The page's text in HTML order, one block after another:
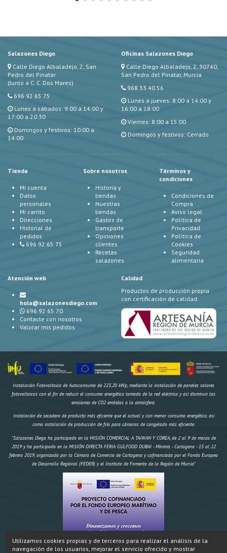
Salazones Diego
Calle Diego Albaladejo, 2, San
Pedro del Pinatar
(Junto a C. C. Dos Mares)
696 92 65 75
Lunes a sábados: 9:00 a 14:00 y
17:00 a 20:30
Domingos y festivos: 10:00 a
14:00
Oficinas Salazones Diego
Calle Diego Albaladejo, 2, 30740,
San Pedro del Pinatar, Murcia
968 33 40 56
Lunes a jueves: 8:00 a 14:00 y
16:00 a 18:00
Viernes: 8:00 a 15:00
Domingos y festivos: Cerrado
Tienda
Mi cuenta
Datos
personales
Mi carrito
Direcciones
Historial de
pedidos
696 92 65 75
Sobre nosotros
Historia y
tiendas
Nuestras
tiendas
Gastos de
transporte
Opiniones
clientes
Recetas
salazones
Términos y
condiciones
Condiciones de
Compra
Aviso legal
Política de
Privacidad
Política de
Cookies
Seguridad
alimentaria
Atención web
hola@salazonesdiego.com
696 92 65 70
Contacte con nosotros
Valorar mis pedidos
Calidad
Productos de producción propia
con certificación de calidad:
Instalación Fotovoltaica de Autoconsumo de 223,20 kWp, mediante la instalación de paneles solares
fotovoltaicos con el fin de reducir el consumo energético tomado de la red eléctrica y así disminuir las
emisiones de CO2 emitidas a la atmósfera.
Instalación de secadero de producto más eficiente que el actual y con menor consumo energético, así
como instalación de producción de frío para cámaras de congelado más eficiente.
"Salazones Diego ha participado en la MISIÓN COMERCIAL A TAIWAN Y COREA, de 2 al 9 de marzo de
2019 y ha participado en la MISIÓN DIRECTA FERIA GULFOOD DUBAI - Mínimis - Cartagena - 15 al 22
febrero 2019, organizada por la Cámara de Comercio de Cartagena y cofinanciada por el Fondo Europeo
de Desarrollo Regional (FEDER) y el Instituto de Fomento de la Región de Murcia"
Utilizamos cookies propias y de terceros para realizar el análisis de la
navegación de los usuarios, mejorar el servicio ofrecido y mostrar